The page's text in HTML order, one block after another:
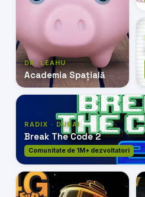
DR. LEAHU
Academia Spațială
RADIX · DUBAI
Break The Code 2
Comunitate de 1M+ dezvoltatori